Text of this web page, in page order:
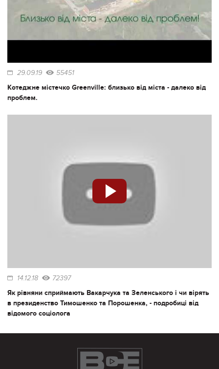
29.09.19 55451
Котеджне містечко Greenville: близько від міста - далеко від
проблем.
14.12.18 72397
Як рівняни сприймають Вакарчука та Зеленського і чи вірять
в президенство Тимошенко та Порошенка, - подробиці від
відомого соціолога